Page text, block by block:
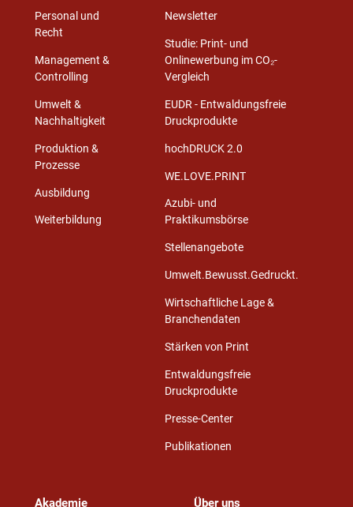
Personal und
Recht
Management &
Controlling
Umwelt &
Nachhaltigkeit
Produktion &
Prozesse
Ausbildung
Weiterbildung
Newsletter
Studie: Print- und
Onlinewerbung im CO₂-
Vergleich
EUDR - Entwaldungsfreie
Druckprodukte
hochDRUCK 2.0
WE.LOVE.PRINT
Azubi- und
Praktikumsbörse
Stellenangebote
Umwelt.Bewusst.Gedruckt.
Wirtschaftliche Lage &
Branchendaten
Stärken von Print
Entwaldungsfreie
Druckprodukte
Presse-Center
Publikationen
Akademie Über uns